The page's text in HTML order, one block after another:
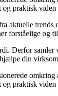
og praktisk
aktuelle
forståelige og
Derfor samler
din
og praktisk